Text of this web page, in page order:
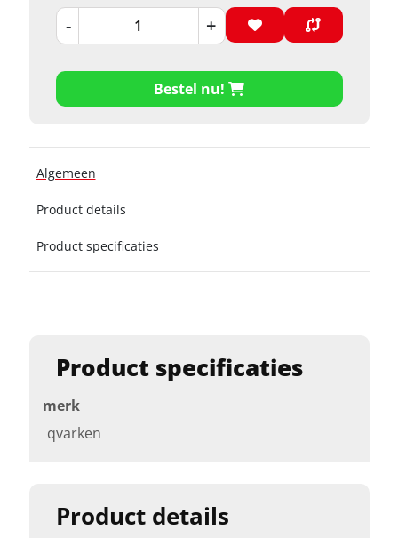
Product details
Product specificaties
merk
qvarken
- +
Bestel nu!
Algemeen
Product details
Product specificaties